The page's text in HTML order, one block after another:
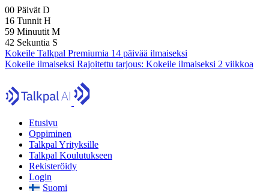
00 Päivät D
16 Tunnit H
59 Minuutit M
40 Sekuntia S
Kokeile Talkpal Premiumia 14 päivää ilmaiseksi
Kokeile ilmaiseksi Rajoitettu tarjous: Kokeile ilmaiseksi 2 viikkoa
Etusivu
Oppiminen
Talkpal Yrityksille
Talkpal Koulutukseen
Rekisteröidy
Login
Suomi